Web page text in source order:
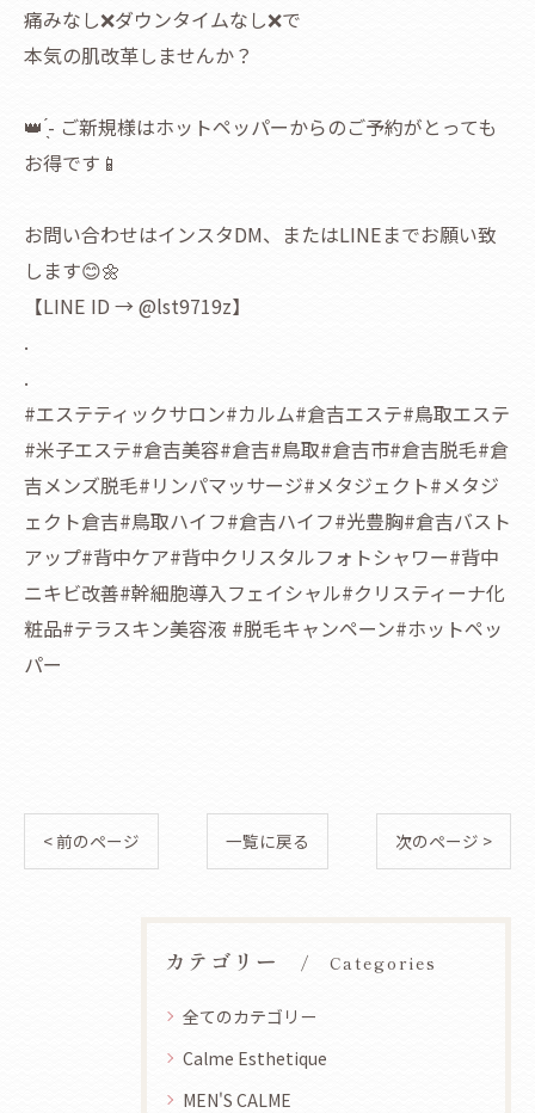
痛みなし❌ダウンタイムなし❌で
本気の肌改革しませんか？
👑 ̖́-‬ ご新規様はホットペッパーからのご予約がとっても
お得です📱
お問い合わせはインスタDM、またはLINEまでお願い致
します😊🌼
【LINE ID → @lst9719z】
.
.
#エステティックサロン#カルム#倉吉エステ#鳥取エステ
#米子エステ#倉吉美容#倉吉#鳥取#倉吉市#倉吉脱毛#倉
吉メンズ脱毛#リンパマッサージ#メタジェクト#メタジ
ェクト倉吉#鳥取ハイフ#倉吉ハイフ#光豊胸#倉吉バスト
アップ#背中ケア#背中クリスタルフォトシャワー#背中
ニキビ改善#幹細胞導入フェイシャル#クリスティーナ化
粧品#テラスキン美容液 #脱毛キャンペーン#ホットペッ
パー
< 前のページ 一覧に戻る 次のページ >
カテゴリー Categories
全てのカテゴリー
Calme Esthetique
MEN'S CALME